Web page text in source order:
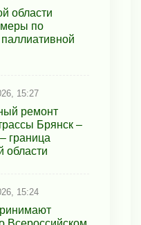
области
меры по
15:27
ремонт
Брянск –
граница
области
15:24